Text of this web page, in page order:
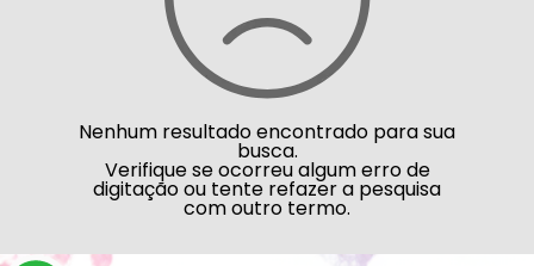
Nenhum resultado encontrado para sua
busca.
Verifique se ocorreu algum erro de
digitação ou tente refazer a pesquisa
com outro termo.